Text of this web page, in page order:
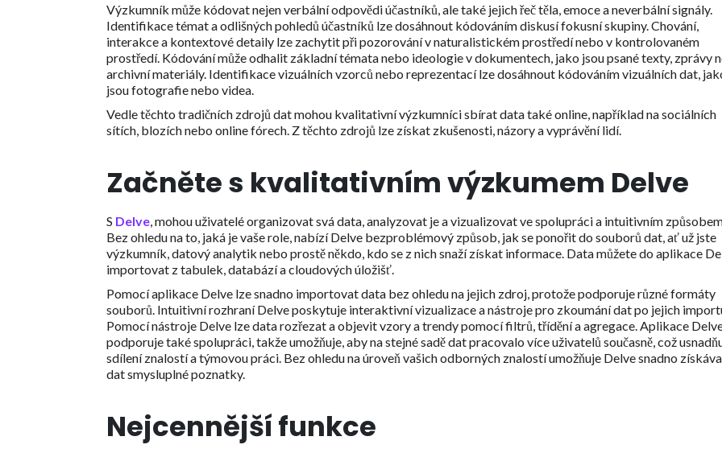
Výzkumník může kódovat nejen verbální odpovědi účastníků, ale také jejich řeč těla, emoce a neverbální signály.
Identifikace témat a odlišných pohledů účastníků lze dosáhnout kódováním diskusí fokusní skupiny. Chování,
interakce a kontextové detaily lze zachytit při pozorování v naturalistickém prostředí nebo v kontrolovaném
prostředí. Kódování může odhalit základní témata nebo ideologie v dokumentech, jako jsou psané texty, zprávy
archivní materiály. Identifikace vizuálních vzorců nebo reprezentací lze dosáhnout kódováním vizuálních dat,
jsou fotografie nebo videa.
Vedle těchto tradičních zdrojů dat mohou kvalitativní výzkumníci sbírat data také online, například na sociálních
sítích, blozích nebo online fórech. Z těchto zdrojů lze získat zkušenosti, názory a vyprávění lidí.
Začněte s kvalitativním výzkumem Delve
S Delve , mohou uživatelé organizovat svá data, analyzovat je a vizualizovat ve spolupráci a intuitivním
Bez ohledu na to, jaká je vaše role, nabízí Delve bezproblémový způsob, jak se ponořit do souborů dat, ať už jste
výzkumník, datový analytik nebo prostě někdo, kdo se z nich snaží získat informace. Data můžete do aplikace
importovat z tabulek, databází a cloudových úložišť.
Pomocí aplikace Delve lze snadno importovat data bez ohledu na jejich zdroj, protože podporuje různé formáty
souborů. Intuitivní rozhraní Delve poskytuje interaktivní vizualizace a nástroje pro zkoumání dat po jejich
Pomocí nástroje Delve lze data rozřezat a objevit vzory a trendy pomocí filtrů, třídění a agregace. Aplikace
podporuje také spolupráci, takže umožňuje, aby na stejné sadě dat pracovalo více uživatelů současně, což
sdílení znalostí a týmovou práci. Bez ohledu na úroveň vašich odborných znalostí umožňuje Delve snadno
dat smysluplné poznatky.
Nejcennější funkce